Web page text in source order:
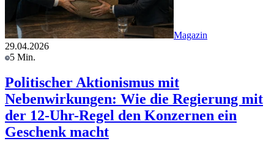
Magazin
29.04.2026
5 Min.
Politischer Aktionismus mit
Nebenwirkungen: Wie die Regierung mit
der 12-Uhr-Regel den Konzernen ein
Geschenk macht